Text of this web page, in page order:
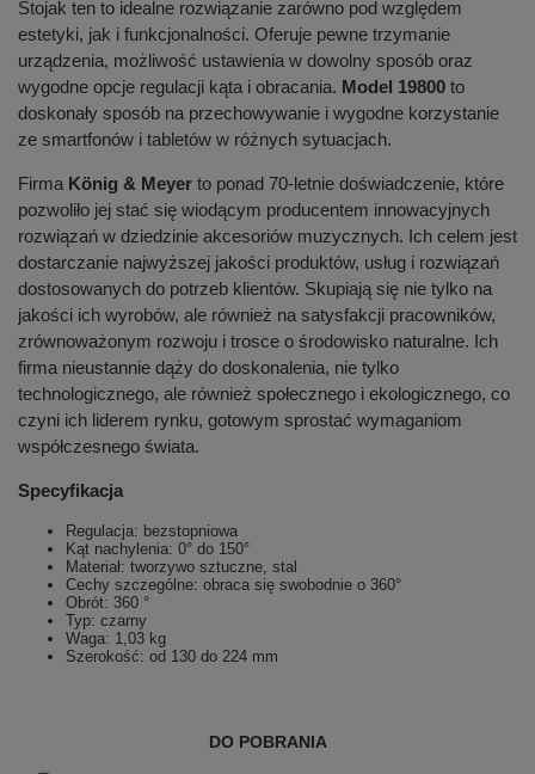
Stojak ten to idealne rozwiązanie zarówno pod względem
estetyki, jak i funkcjonalności. Oferuje pewne trzymanie
urządzenia, możliwość ustawienia w dowolny sposób oraz
wygodne opcje regulacji kąta i obracania. Model 19800 to
doskonały sposób na przechowywanie i wygodne korzystanie
ze smartfonów i tabletów w różnych sytuacjach.
Firma König & Meyer to ponad 70-letnie doświadczenie, które
pozwoliło jej stać się wiodącym producentem innowacyjnych
rozwiązań w dziedzinie akcesoriów muzycznych. Ich celem jest
dostarczanie najwyższej jakości produktów, usług i rozwiązań
dostosowanych do potrzeb klientów. Skupiają się nie tylko na
jakości ich wyrobów, ale również na satysfakcji pracowników,
zrównoważonym rozwoju i trosce o środowisko naturalne. Ich
firma nieustannie dąży do doskonalenia, nie tylko
technologicznego, ale również społecznego i ekologicznego, co
czyni ich liderem rynku, gotowym sprostać wymaganiom
współczesnego świata.
Specyfikacja
Regulacja: bezstopniowa
Kąt nachylenia: 0° do 150°
Materiał: tworzywo sztuczne, stal
Cechy szczególne: obraca się swobodnie o 360°
Obrót: 360 °
Typ: czarny
Waga: 1,03 kg
Szerokość: od 130 do 224 mm
DO POBRANIA